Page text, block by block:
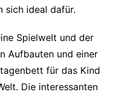
sich ideal dafür.
Spielwelt und der
Aufbauten und einer
für das Kind
Die interessanten